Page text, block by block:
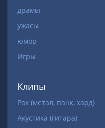
драмы
ужасы
юмор
Игры
Клипы
Рок (метал, панк, хард)
Акустика (гитара)